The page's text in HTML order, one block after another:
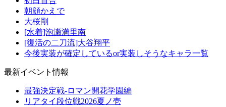
朝顔かえで
大桜剛
[水着]泡瀬満里南
[復活の二刀流]大谷翔平
今後実装が確定しているor実装しそうなキャラ一覧
最新イベント情報
最強決定戦-ロマン開花学園編
リアタイ段位戦2026夏ノ壱